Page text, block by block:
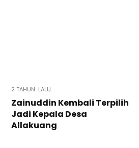
2 TAHUN LALU
Zainuddin Kembali Terpilih
Jadi Kepala Desa
Allakuang